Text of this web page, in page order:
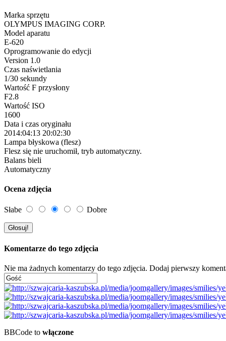
Marka sprzętu
OLYMPUS IMAGING CORP.
Model aparatu
E-620
Oprogramowanie do edycji
Version 1.0
Czas naświetlania
1/30 sekundy
Wartość F przysłony
F2.8
Wartość ISO
1600
Data i czas oryginału
2014:04:13 20:02:30
Lampa błyskowa (flesz)
Flesz się nie uruchomił, tryb automatyczny.
Balans bieli
Automatyczny
Ocena zdjęcia
Słabe Dobre
Komentarze do tego zdjęcia
Nie ma żadnych komentarzy do tego zdjęcia. Dodaj pierwszy
BBCode to włączone